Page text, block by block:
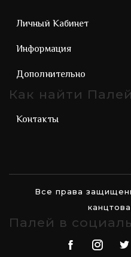
Личный Кабинет
Информация
Дополнительно
Как найти
Контакты
Все права
Палей в